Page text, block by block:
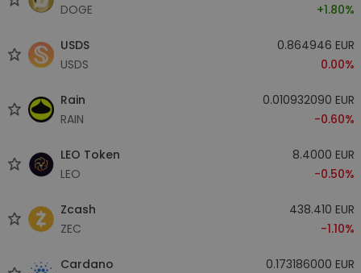
DOGE
+1.80%
USDS
USDS
0.864946 EUR
0.00%
Rain
RAIN
0.010932090 EUR
-0.60%
LEO Token
LEO
8.4000 EUR
-0.50%
Zcash
ZEC
438.410 EUR
-1.10%
Cardano
0.173186000 EUR